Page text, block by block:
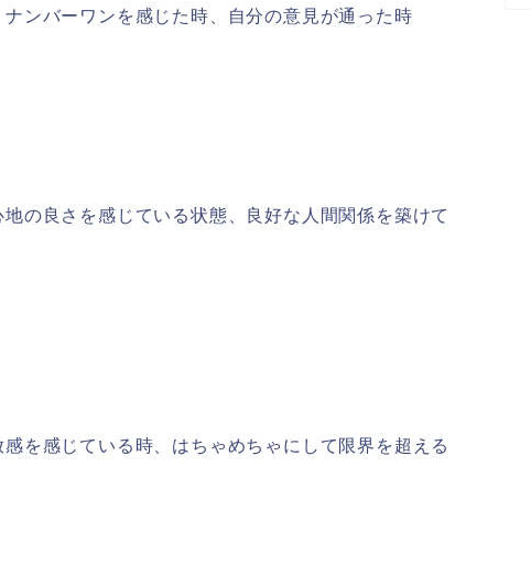
ンバーワンを感じた時、自分の意見が通った時
の良さを感じている状態、良好な人間関係を築けて
を感じている時、はちゃめちゃにして限界を超える